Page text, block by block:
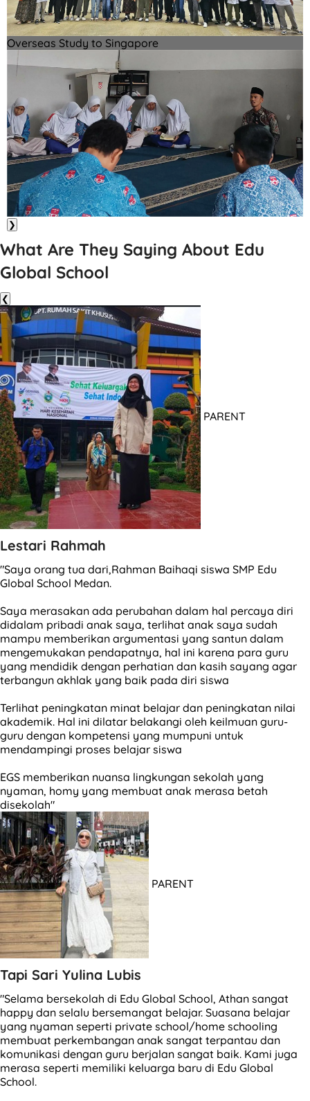
Overseas Study to Singapore
❯
What Are They Saying About Edu
Global School
❮
PARENT
Lestari Rahmah
"Saya orang tua dari,Rahman Baihaqi siswa SMP Edu
Global School Medan.
Saya merasakan ada perubahan dalam hal percaya diri
didalam pribadi anak saya, terlihat anak saya sudah
mampu memberikan argumentasi yang santun dalam
mengemukakan pendapatnya, hal ini karena para guru
yang mendidik dengan perhatian dan kasih sayang agar
terbangun akhlak yang baik pada diri siswa
Terlihat peningkatan minat belajar dan peningkatan nilai
akademik. Hal ini dilatar belakangi oleh keilmuan guru-
guru dengan kompetensi yang mumpuni untuk
mendampingi proses belajar siswa
EGS memberikan nuansa lingkungan sekolah yang
nyaman, homy yang membuat anak merasa betah
disekolah"
PARENT
Tapi Sari Yulina Lubis
"Selama bersekolah di Edu Global School, Athan sangat
happy dan selalu bersemangat belajar. Suasana belajar
yang nyaman seperti private school/home schooling
membuat perkembangan anak sangat terpantau dan
komunikasi dengan guru berjalan sangat baik. Kami juga
merasa seperti memiliki keluarga baru di Edu Global
School.